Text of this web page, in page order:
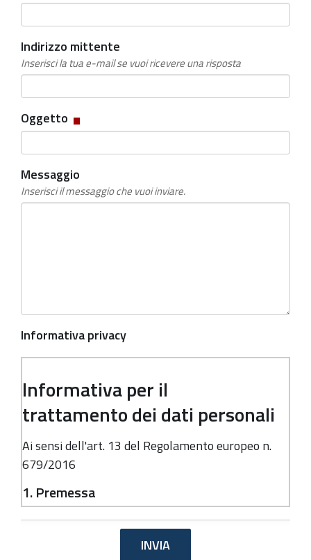
Indirizzo mittente
Inserisci la tua e-mail se vuoi ricevere una risposta
Oggetto Campo
obbligatorio
Messaggio
Inserisci il messaggio che vuoi inviare.
Informativa privacy
Informativa per il
trattamento dei dati personali
Ai sensi dell'art. 13 del Regolamento europeo n.
679/2016
1. Premessa
Ai sensi dell'art. 13 del Regolamento europeo n.
679/2016, la Giunta della Regione Emilia-